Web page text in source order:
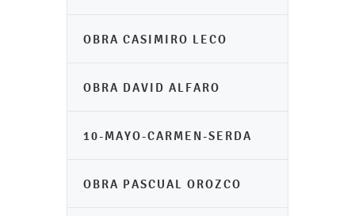
OBRA CASIMIRO LECO
OBRA DAVID ALFARO
10-MAYO-CARMEN-SERDA
OBRA PASCUAL OROZCO